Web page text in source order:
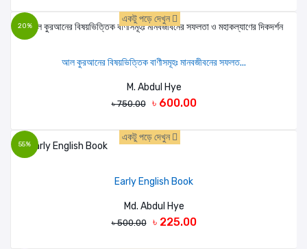
20%
একটু পড়ে দেখুন
আল কুরআনের বিষয়ভিত্তিক বাণীসমূহঃ মানবজীবনের সফলত...
M. Abdul Hye
৳ 750.00 ৳ 600.00
55%
একটু পড়ে দেখুন
Early English Book
Md. Abdul Hye
৳ 500.00 ৳ 225.00